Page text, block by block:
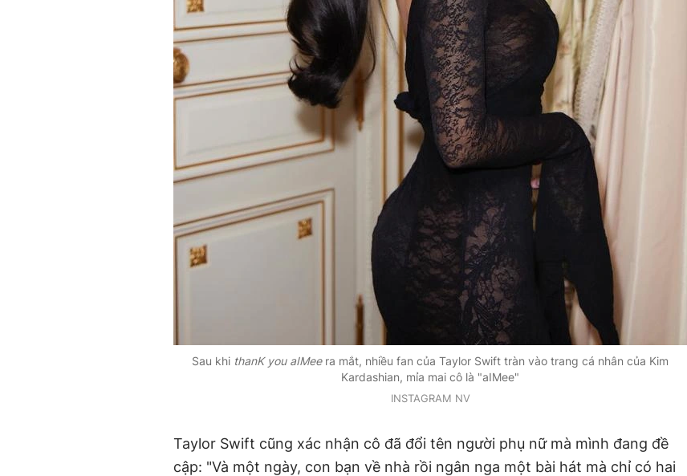
Sau khi thanK you aIMeera mắt, nhiều fan của Taylor Swift tràn vào trang cá nhân của Kim
Kardashian, mỉa mai cô là "aIMee"
INSTAGRAM NV
Taylor Swift cũng xác nhận cô đã đổi tên người phụ nữ mà mình đang đề
cập: "Và một ngày, con bạn về nhà rồi ngân nga một bài hát mà chỉ có hai